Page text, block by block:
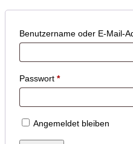
Benutzername oder E-Mail-
Passwort *
Angemeldet bleiben